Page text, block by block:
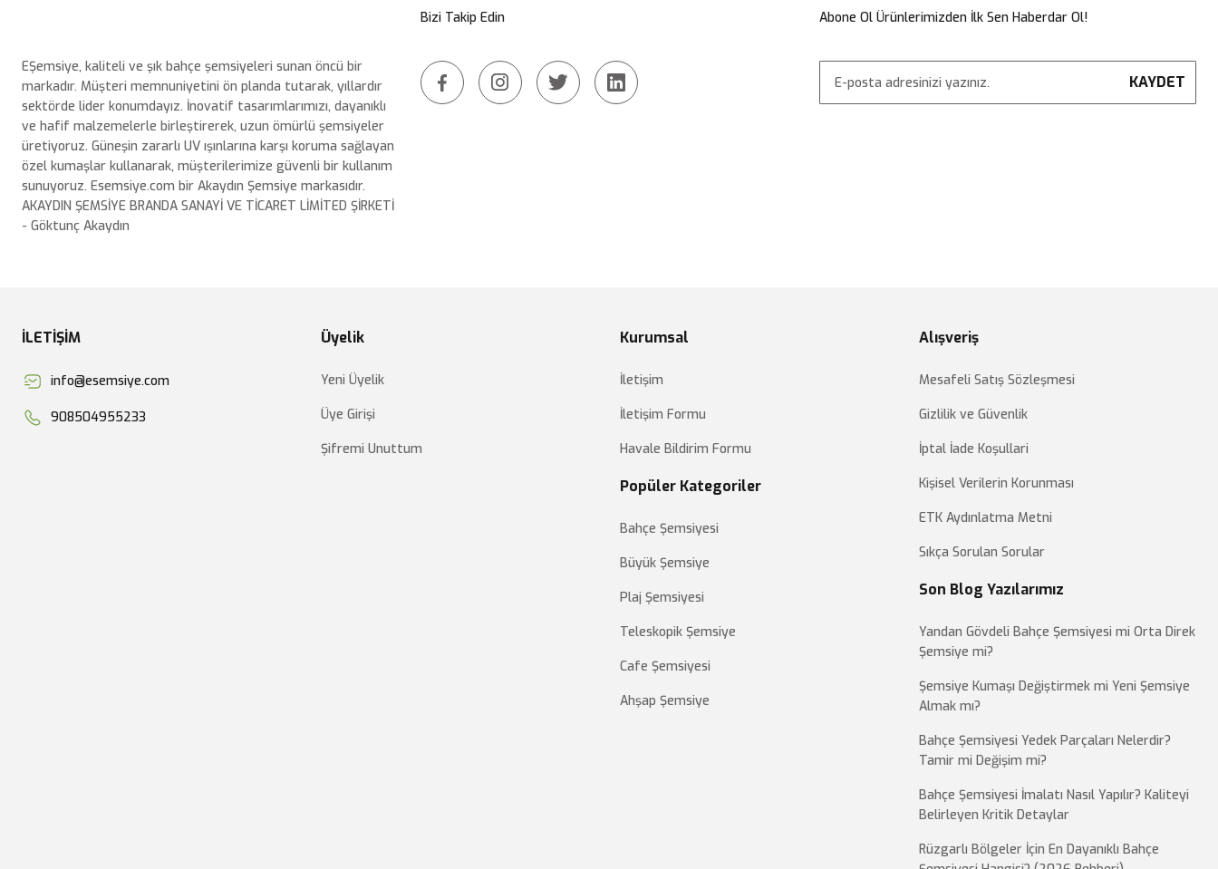
EŞemsiye, kaliteli ve şık bahçe şemsiyeleri sunan öncü bir
markadır. Müşteri memnuniyetini ön planda tutarak, yıllardır
sektörde lider konumdayız. İnovatif tasarımlarımızı, dayanıklı
ve hafif malzemelerle birleştirerek, uzun ömürlü şemsiyeler
üretiyoruz. Güneşin zararlı UV ışınlarına karşı koruma sağlayan
özel kumaşlar kullanarak, müşterilerimize güvenli bir kullanım
sunuyoruz. Esemsiye.com bir Akaydın Şemsiye markasıdır.
AKAYDIN ŞEMSİYE BRANDA SANAYİ VE TİCARET LİMİTED ŞİRKETİ
- Göktunç Akaydın
Bizi Takip Edin Abone Ol Ürünlerimizden İlk Sen Haberdar Ol!
KAYDET
İLETİŞİM
info@esemsiye.com
908504955233
Üyelik
Yeni Üyelik
Üye Girişi
Şifremi Unuttum
Kurumsal
İletişim
İletişim Formu
Havale Bildirim Formu
Popüler Kategoriler
Bahçe Şemsiyesi
Büyük Şemsiye
Plaj Şemsiyesi
Teleskopik Şemsiye
Cafe Şemsiyesi
Ahşap Şemsiye
Alışveriş
Mesafeli Satış Sözleşmesi
Gizlilik ve Güvenlik
İptal İade Koşullari
Kişisel Verilerin Korunması
ETK Aydınlatma Metni
Sıkça Sorulan Sorular
Son Blog Yazılarımız
Yandan Gövdeli Bahçe Şemsiyesi mi Orta Direk
Şemsiye mi?
Şemsiye Kumaşı Değiştirmek mi Yeni Şemsiye
Almak mı?
Bahçe Şemsiyesi Yedek Parçaları Nelerdir?
Tamir mi Değişim mi?
Bahçe Şemsiyesi İmalatı Nasıl Yapılır? Kaliteyi
Belirleyen Kritik Detaylar
Rüzgarlı Bölgeler İçin En Dayanıklı Bahçe